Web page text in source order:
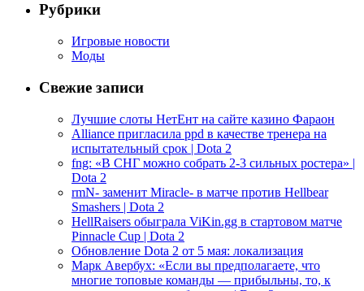
Рубрики
Игровые новости
Моды
Свежие записи
Лучшие слоты НетЕнт на сайте казино Фараон
Alliance пригласила ppd в качестве тренера на
испытательный срок | Dota 2
fng: «В СНГ можно собрать 2-3 сильных ростера» |
Dota 2
rmN- заменит Miracle- в матче против Hellbear
Smashers | Dota 2
HellRaisers обыграла ViKin.gg в стартовом матче
Pinnacle Cup | Dota 2
Обновление Dota 2 от 5 мая: локализация
Марк Авербух: «Если вы предполагаете, что
многие топовые команды — прибыльны, то, к